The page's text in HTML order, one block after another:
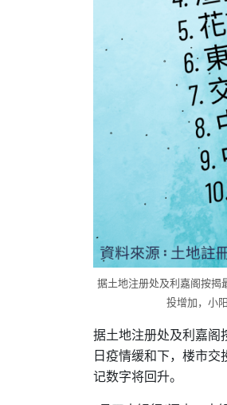
据土地注册处及利嘉阁按揭
投增加，小
据土地注册处及利嘉阁
日疫情缓和下，楼市
记数字将回升。